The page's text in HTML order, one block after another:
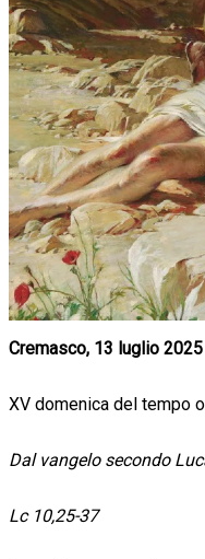
Cremasco, 13 luglio 2025
XV domenica del tempo
Dal vangelo secondo
Lc 10,25-37